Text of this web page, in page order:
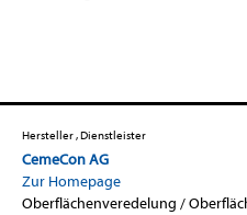
Hersteller , Dienstleister
CemeCon AG
Zur Homepage
Oberflächenveredelung /